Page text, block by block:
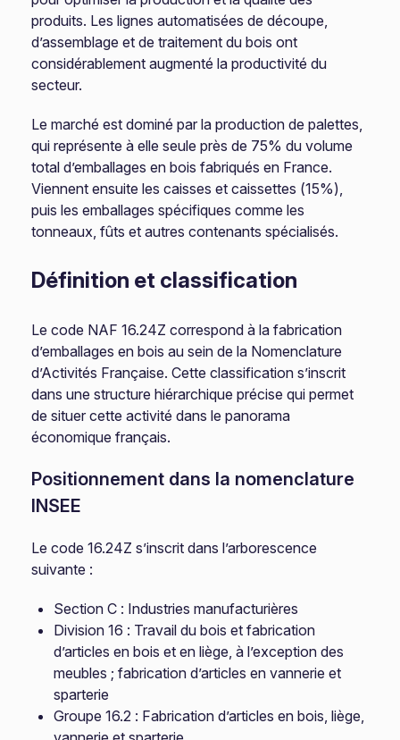
produits. Les lignes automatisées de découpe,
d’assemblage et de traitement du bois ont
considérablement augmenté la productivité du
secteur.
Le marché est dominé par la production de palettes,
qui représente à elle seule près de 75% du volume
total d’emballages en bois fabriqués en France.
Viennent ensuite les caisses et caissettes (15%),
puis les emballages spécifiques comme les
tonneaux, fûts et autres contenants spécialisés.
Définition et classification
Le code NAF 16.24Z correspond à la fabrication
d’emballages en bois au sein de la Nomenclature
d’Activités Française. Cette classification s’inscrit
dans une structure hiérarchique précise qui permet
de situer cette activité dans le panorama
économique français.
Positionnement dans la nomenclature
INSEE
Le code 16.24Z s’inscrit dans l’arborescence
suivante :
Section C : Industries manufacturières
Division 16 : Travail du bois et fabrication
d’articles en bois et en liège, à l’exception des
meubles ; fabrication d’articles en vannerie et
sparterie
Groupe 16.2 : Fabrication d’articles en bois, liège,